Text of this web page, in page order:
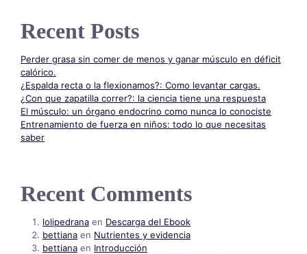
Recent Posts
Perder grasa sin comer de menos y ganar músculo en déficit
calórico.
¿Espalda recta o la flexionamos?: Como levantar cargas.
¿Con que zapatilla correr?: la ciencia tiene una respuesta
El músculo: un órgano endocrino como nunca lo conociste
Entrenamiento de fuerza en niños: todo lo que necesitas
saber
Recent Comments
lolipedrana en Descarga del Ebook
bettiana en Nutrientes y evidencia
bettiana en Introducción